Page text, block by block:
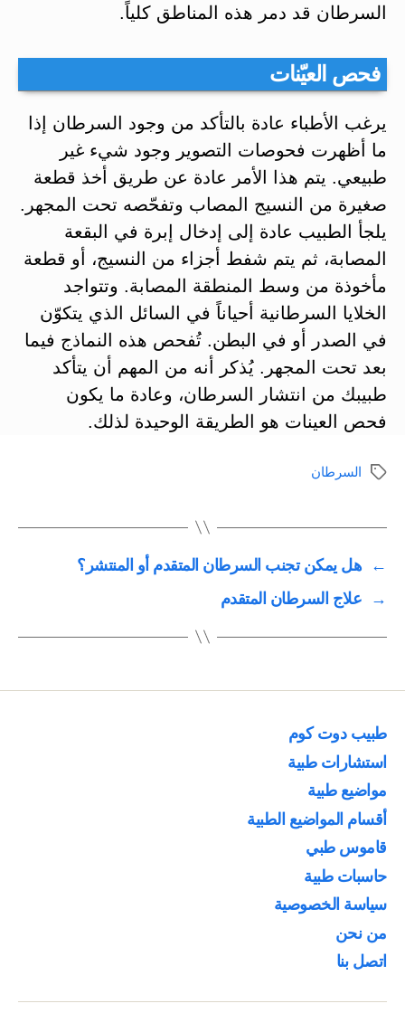
السرطان قد دمر هذه المناطق كلياً.
فحص العيّنات
يرغب الأطباء عادة بالتأكد من وجود السرطان إذا
ما أظهرت فحوصات التصوير وجود شيء غير
طبيعي. يتم هذا الأمر عادة عن طريق أخذ قطعة
صغيرة من النسيج المصاب وتفحّصه تحت المجهر.
يلجأ الطبيب عادة إلى إدخال إبرة في البقعة
المصابة، ثم يتم شفط أجزاء من النسيج، أو قطعة
مأخوذة من وسط المنطقة المصابة. وتتواجد
الخلايا السرطانية أحياناً في السائل الذي يتكوّن
في الصدر أو في البطن. تُفحص هذه النماذج فيما
بعد تحت المجهر. يُذكر أنه من المهم أن يتأكد
طبيبك من انتشار السرطان، وعادة ما يكون
فحص العينات هو الطريقة الوحيدة لذلك.
الوسومالسرطان
←
هل يمكن تجنب السرطان المتقدم أو المنتشر؟
→
علاج السرطان المتقدم
طبيب دوت كوم
استشارات طبية
مواضيع طبية
أقسام المواضيع الطبية
قاموس طبي
حاسبات طبية
سياسة الخصوصية
من نحن
اتصل بنا